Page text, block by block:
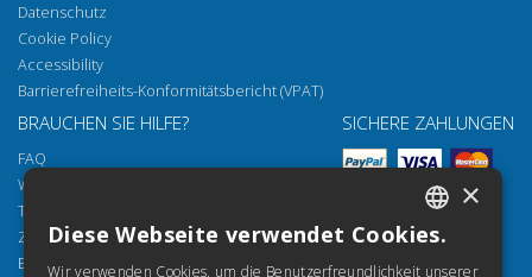
Datenschutz
Cookie Policy
Accessibility
Barrierefreiheits-Konformitätsbericht (VPAT)
BRAUCHEN SIE HILFE?
FAQ
Wie öffnen Sie unsere Dokumente
Torrossa Reader
Zugriffsmöglichkeiten
Email:helpdesk@torrossa.com
SICHERE ZAHLUNGEN
ITALIAN
×
Diese Webseite verwendet Cookies.
Wir verwenden Cookies, um die Benutzerfreundlichkeit unserer